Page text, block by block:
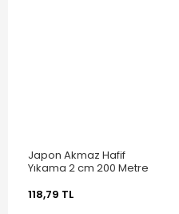
Japon Akmaz Hafif
Yıkama 2 cm 200 Metre
118,79 TL